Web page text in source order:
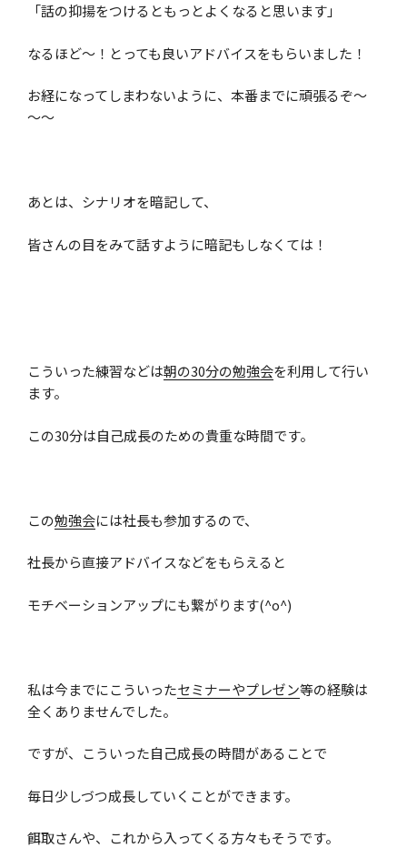
「話の抑揚をつけるともっとよくなると思います」
なるほど～！とっても良いアドバイスをもらいました！
お経になってしまわないように、本番までに頑張るぞ～
～～
あとは、シナリオを暗記して、
皆さんの目をみて話すように暗記もしなくては！
こういった練習などは朝の30分の勉強会を利用して行い
ます。
この30分は自己成長のための貴重な時間です。
この勉強会には社長も参加するので、
社長から直接アドバイスなどをもらえると
モチベーションアップにも繋がります(^o^)
私は今までにこういったセミナーやプレゼン等の経験は
全くありませんでした。
ですが、こういった自己成長の時間があることで
毎日少しづつ成長していくことができます。
餌取さんや、これから入ってくる方々もそうです。